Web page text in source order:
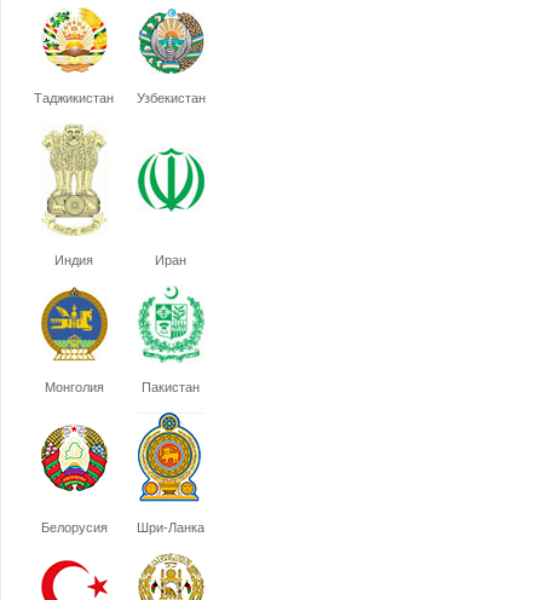
Таджикистан Узбекистан
Индия Иран
Монголия Пакистан
Белорусия Шри-Ланка